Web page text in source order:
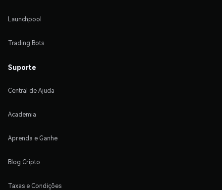
Launchpool
Trading Bots
Suporte
Central de Ajuda
Academia
Aprenda e Ganhe
Blog Cripto
Taxas e Condições